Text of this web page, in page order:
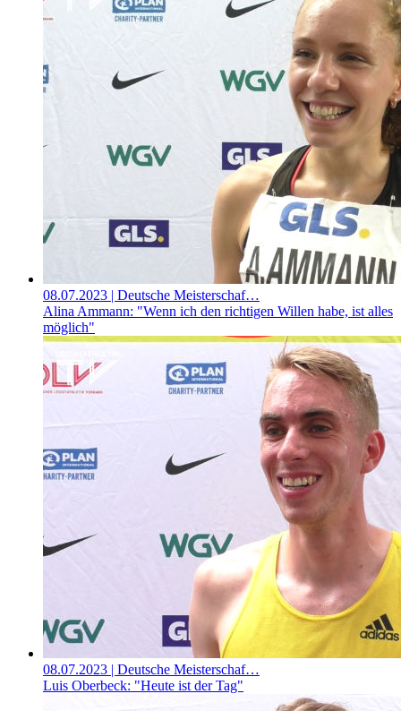
08.07.2023 | Deutsche Meisterschaf…
Alina Ammann: "Wenn ich den richtigen Willen habe, ist alles
möglich"
08.07.2023 | Deutsche Meisterschaf…
Luis Oberbeck: "Heute ist der Tag"